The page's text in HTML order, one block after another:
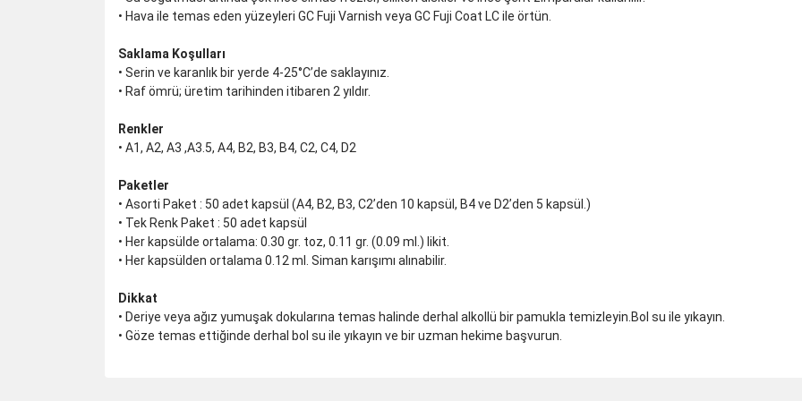
• Hava ile temas eden yüzeyleri GC Fuji Varnish veya GC Fuji Coat LC ile örtün.
Saklama Koşulları
• Serin ve karanlık bir yerde 4-25°C’de saklayınız.
• Raf ömrü; üretim tarihinden itibaren 2 yıldır.
Renkler
• A1, A2, A3 ,A3.5, A4, B2, B3, B4, C2, C4, D2
Paketler
• Asorti Paket : 50 adet kapsül (A4, B2, B3, C2’den 10 kapsül, B4 ve D2’den 5 kapsül.)
• Tek Renk Paket : 50 adet kapsül
• Her kapsülde ortalama: 0.30 gr. toz, 0.11 gr. (0.09 ml.) likit.
• Her kapsülden ortalama 0.12 ml. Siman karışımı alınabilir.
Dikkat
• Deriye veya ağız yumuşak dokularına temas halinde derhal alkollü bir pamukla temizleyin.Bol su ile yıkayın.
• Göze temas ettiğinde derhal bol su ile yıkayın ve bir uzman hekime başvurun.